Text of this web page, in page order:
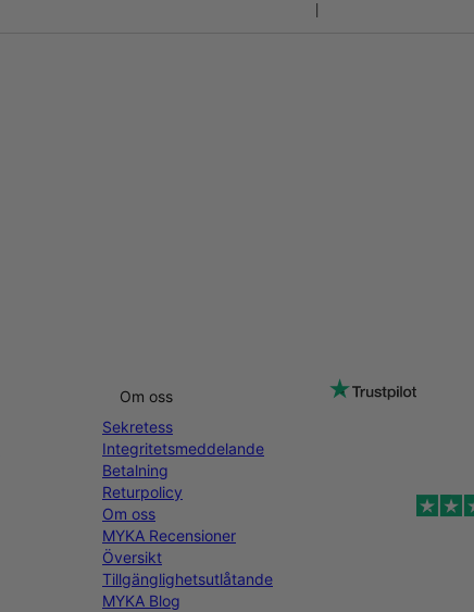
Om oss
Sekretess
Integritetsmeddelande
Betalning
Returpolicy
Om oss
MYKA Recensioner
Översikt
Tillgänglighetsutlåtande
MYKA Blog